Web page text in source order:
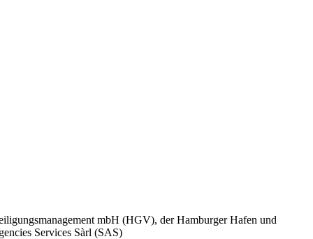
mbH (HGV), der Hamburger Hafen und
Services Sàrl (SAS)